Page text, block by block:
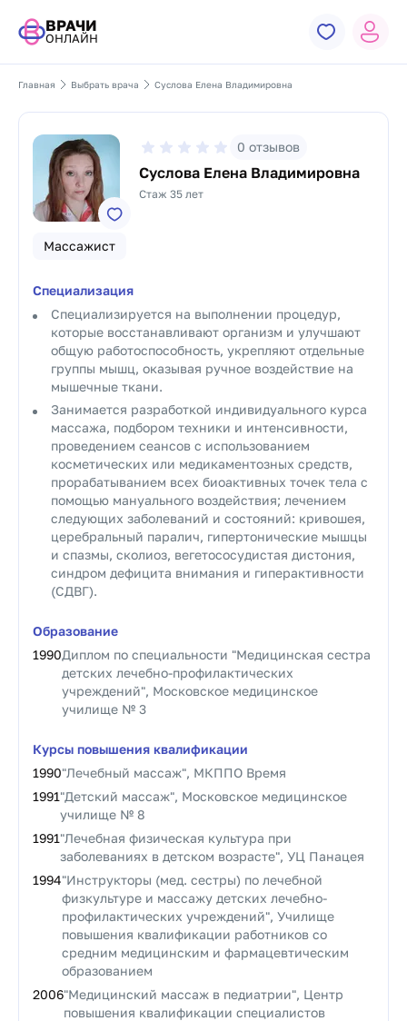
ВРАЧИ
ОНЛАЙН
Главная Выбрать врача Суслова Елена Владимировна
0 отзывов
Суслова Елена Владимировна
Стаж 35 лет
Массажист
Специализация
Специализируется на выполнении процедур,
которые восстанавливают организм и улучшают
общую работоспособность, укрепляют отдельные
группы мышц, оказывая ручное воздействие на
мышечные ткани.
Занимается разработкой индивидуального курса
массажа, подбором техники и интенсивности,
проведением сеансов с использованием
косметических или медикаментозных средств,
прорабатыванием всех биоактивных точек тела с
помощью мануального воздействия; лечением
следующих заболеваний и состояний: кривошея,
церебральный паралич, гипертонические мышцы
и спазмы, сколиоз, вегетососудистая дистония,
синдром дефицита внимания и гиперактивности
(СДВГ).
Образование
1990Диплом по специальности "Медицинская сестра
детских лечебно-профилактических
учреждений", Московское медицинское
училище № 3
Курсы повышения квалификации
1990"Лечебный массаж", МКППО Время
1991"Детский массаж", Московское медицинское
училище № 8
1991"Лечебная физическая культура при
заболеваниях в детском возрасте", УЦ Панацея
1994"Инструкторы (мед. сестры) по лечебной
физкультуре и массажу детских лечебно-
профилактических учреждений", Училище
повышения квалификации работников со
средним медицинским и фармацевтическим
образованием
2006"Медицинский массаж в педиатрии", Центр
повышения квалификации специалистов